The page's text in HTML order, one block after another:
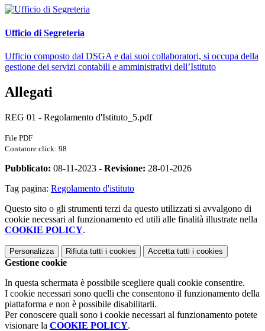
Ufficio di Segreteria
Ufficio composto dal DSGA e dai suoi collaboratori, si occupa della
gestione dei servizi contabili e amministrativi dell’Istituto
Allegati
REG 01 - Regolamento d'Istituto_5.pdf
File PDF
Contatore click: 98
Pubblicato: 08-11-2023 - Revisione: 28-01-2026
Tag pagina: Regolamento d'istituto
Questo sito o gli strumenti terzi da questo utilizzati si avvalgono di
cookie necessari al funzionamento ed utili alle finalità illustrate nella
COOKIE POLICY.
Personalizza Rifiuta tutti i cookies Accetta tutti i cookies
Gestione cookie
In questa schermata è possibile scegliere quali cookie consentire.
I cookie necessari sono quelli che consentono il funzionamento della
piattaforma e non è possibile disabilitarli.
Per conoscere quali sono i cookie necessari al funzionamento potete
visionare la COOKIE POLICY.